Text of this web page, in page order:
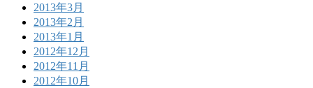
2013年3月
2013年2月
2013年1月
2012年12月
2012年11月
2012年10月